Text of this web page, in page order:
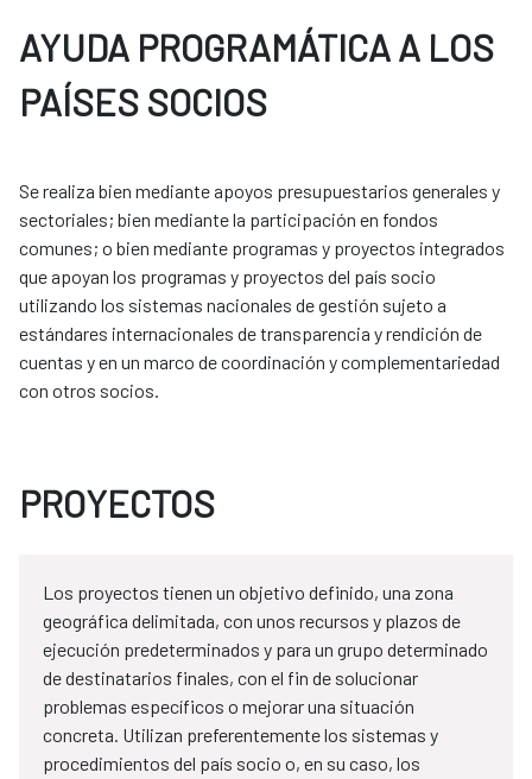
AYUDA PROGRAMÁTICA A LOS
PAÍSES SOCIOS
Se realiza bien mediante apoyos presupuestarios generales y
sectoriales; bien mediante la participación en fondos
comunes; o bien mediante programas y proyectos integrados
que apoyan los programas y proyectos del país socio
utilizando los sistemas nacionales de gestión sujeto a
estándares internacionales de transparencia y rendición de
cuentas y en un marco de coordinación y complementariedad
con otros socios.
PROYECTOS
Los proyectos tienen un objetivo definido, una zona
geográfica delimitada, con unos recursos y plazos de
ejecución predeterminados y para un grupo determinado
de destinatarios finales, con el fin de solucionar
problemas específicos o mejorar una situación
concreta. Utilizan preferentemente los sistemas y
procedimientos del país socio o, en su caso, los